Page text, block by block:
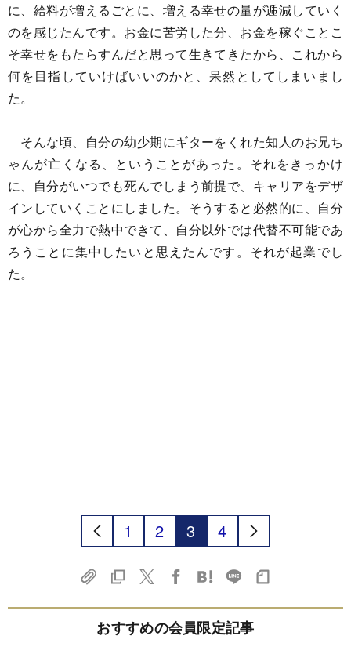
に、給料が増えるごとに、増える幸せの量が逓減していく
のを感じたんです。お金に苦労した分、お金を稼ぐことこ
そ幸せをもたらすんだと思って生きてきたから、これから
何を目指していけばいいのかと、呆然としてしまいまし
た。
そんな頃、自分の幼少期にギターをくれた知人のお兄ち
ゃんが亡くなる、ということがあった。それをきっかけ
に、自分がいつでも死んでしまう前提で、キャリアをデザ
インしていくことにしました。そうすると必然的に、自分
が心から全力で熱中できて、自分以外では代替不可能であ
ろうことに集中したいと思えたんです。それが起業でし
た。
1 2 3 4
おすすめの会員限定記事